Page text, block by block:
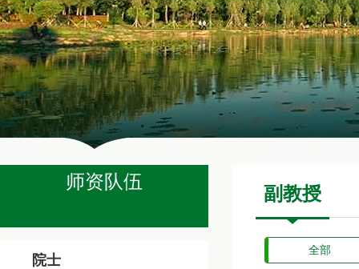
师资队伍
院士
副教授
全部